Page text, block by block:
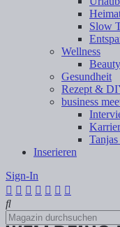
Slow
Wellness
Beauty
Gesundheit
Rezept &
business
Inserieren
Sign-In